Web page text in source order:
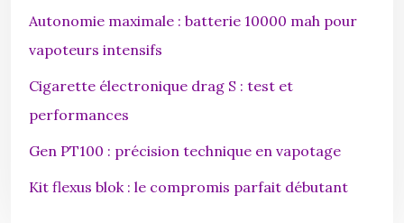
Autonomie maximale : batterie 10000 mah pour
vapoteurs intensifs
Cigarette électronique drag S : test et
performances
Gen PT100 : précision technique en vapotage
Kit flexus blok : le compromis parfait débutant